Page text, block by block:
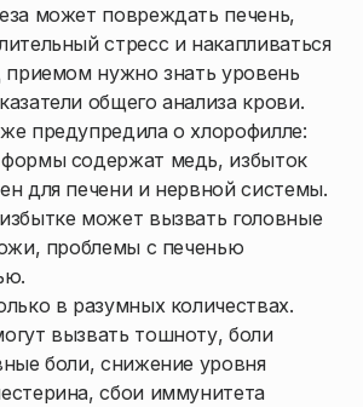
может повреждать печень,
стресс и накапливаться
приемом нужно знать уровень
общего анализа крови.
предупредила о хлорофилле:
содержат медь, избыток
для печени и нервной системы.
может вызвать головные
проблемы с печенью
в разумных количествах.
вызвать тошноту, боли
боли, снижение уровня
сбои иммунитета